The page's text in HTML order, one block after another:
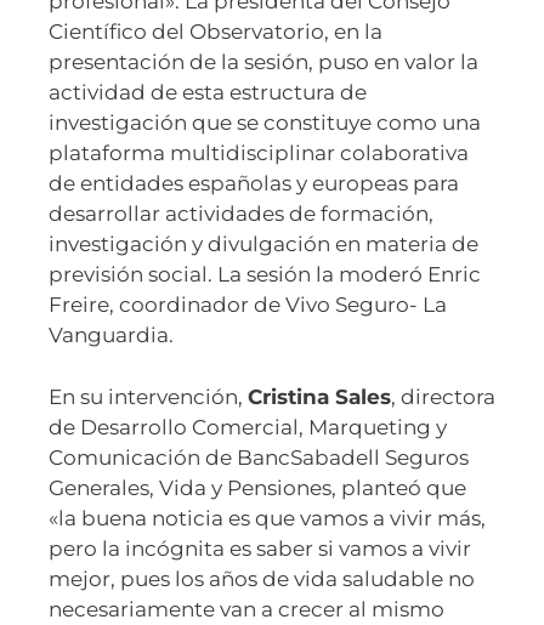
Científico del Observatorio, en la
presentación de la sesión, puso en valor la
actividad de esta estructura de
investigación que se constituye como una
plataforma multidisciplinar colaborativa
de entidades españolas y europeas para
desarrollar actividades de formación,
investigación y divulgación en materia de
previsión social. La sesión la moderó Enric
Freire, coordinador de Vivo Seguro- La
Vanguardia.
En su intervención, Cristina Sales, directora
de Desarrollo Comercial, Marqueting y
Comunicación de BancSabadell Seguros
Generales, Vida y Pensiones, planteó que
«la buena noticia es que vamos a vivir más,
pero la incógnita es saber si vamos a vivir
mejor, pues los años de vida saludable no
necesariamente van a crecer al mismo